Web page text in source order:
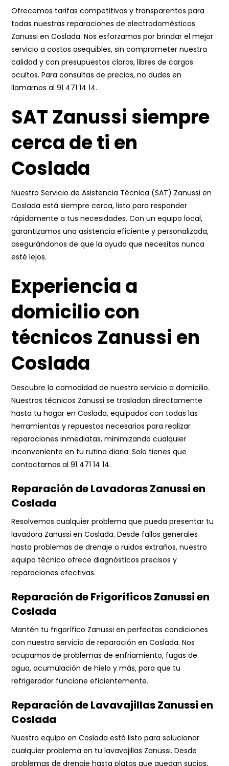
Ofrecemos tarifas competitivas y transparentes para
todas nuestras reparaciones de electrodomésticos
Zanussi en Coslada. Nos esforzamos por brindar el mejor
servicio a costos asequibles, sin comprometer nuestra
calidad y con presupuestos claros, libres de cargos
ocultos. Para consultas de precios, no dudes en
llamarnos al91 471 14 14.
SAT Zanussi siempre
cerca de ti en
Coslada
Nuestro Servicio de Asistencia Técnica (SAT) Zanussi en
Coslada está siempre cerca, listo para responder
rápidamente a tus necesidades. Con un equipo local,
garantizamos una asistencia eficiente y personalizada,
asegurándonos de que la ayuda que necesitas nunca
esté lejos.
Experiencia a
domicilio con
técnicos Zanussi en
Coslada
Descubre la comodidad de nuestro servicio a domicilio.
Nuestros técnicos Zanussi se trasladan directamente
hasta tu hogar en Coslada, equipados con todas las
herramientas y repuestos necesarios para realizar
reparaciones inmediatas, minimizando cualquier
inconveniente en tu rutina diaria. Solo tienes que
contactarnos al91 471 14 14.
Reparación de Lavadoras Zanussi en
Coslada
Resolvemos cualquier problema que pueda presentar tu
lavadora Zanussi en Coslada. Desde fallos generales
hasta problemas de drenaje o ruidos extraños, nuestro
equipo técnico ofrece diagnósticos precisos y
reparaciones efectivas.
Reparación de Frigoríficos Zanussi en
Coslada
Mantén tu frigorífico Zanussi en perfectas condiciones
con nuestro servicio de reparación en Coslada. Nos
ocupamos de problemas de enfriamiento, fugas de
agua, acumulación de hielo y más, para que tu
refrigerador funcione eficientemente.
Reparación de Lavavajillas Zanussi en
Coslada
Nuestro equipo en Coslada está listo para solucionar
cualquier problema en tu lavavajillas Zanussi. Desde
problemas de drenaje hasta platos que quedan sucios,